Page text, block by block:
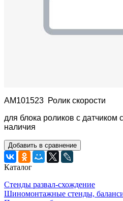
AM101523 Ролик скорости
для блока роликов с датчиком
наличия
Добавить в сравнение
Каталог
Стенды развал-схождение
Шиномонтажные стенды,